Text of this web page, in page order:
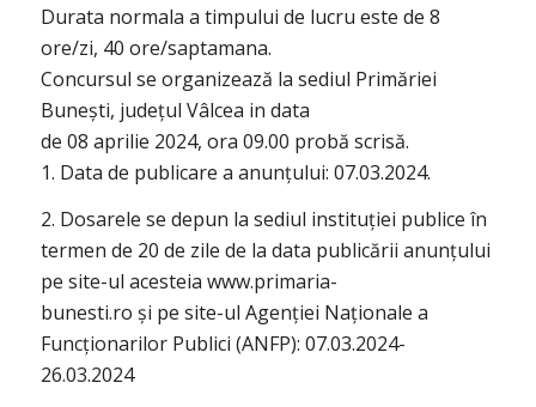
Durata normala a timpului de lucru este de 8
ore/zi, 40 ore/saptamana.
Concursul se organizează la sediul Primăriei
Bunești, județul Vâlcea in data
de 08 aprilie 2024, ora 09.00 probă scrisă.
1. Data de publicare a anunțului: 07.03.2024.
2. Dosarele se depun la sediul instituției publice în
termen de 20 de zile de la data publicării anunțului
pe site-ul acesteia www.primaria-
bunesti.ro și pe site-ul Agenției Naționale a
Funcționarilor Publici (ANFP): 07.03.2024-
26.03.2024